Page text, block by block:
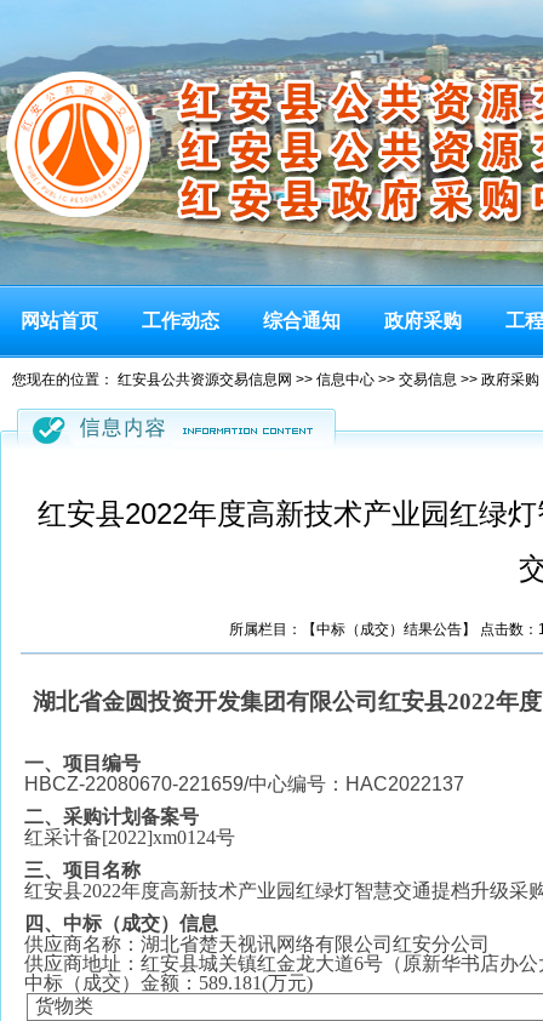
网站首页 工作动态 综合通知 政府采购 工
您现在的位置： 红安县公共资源交易信息网 >> 信息中心 >> 交易信息 >> 政府采购
红安县2022年度高新技术产业园红绿
所属栏目：【中标（成交）结果公告】 点击数
湖北省金圆投资开发集团有限公司红安县2022年
一、项目编号
HBCZ-22080670-221659/中心编号：HAC2022137
二、采购计划备案号
红采计备[2022]xm0124号
三、项目名称
红安县2022年度高新技术产业园红绿灯智慧交通提档升级采
四、中标（成交）信息
供应商名称：湖北省楚天视讯网络有限公司红安分公司
供应商地址：红安县城关镇红金龙大道6号（原新华书店办公
中标（成交）金额： 589.181(万元)
货物类